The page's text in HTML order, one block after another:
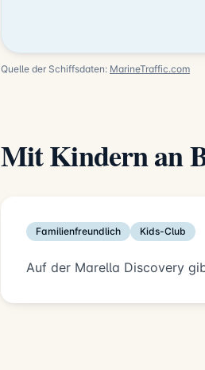
Quelle der Schiffsdaten: MarineTraffic.com
Mit Kindern an
Familienfreundlich Kids-Club
Auf der Marella Discovery